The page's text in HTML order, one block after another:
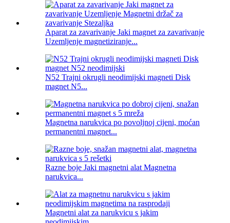
Aparat za zavarivanje Jaki magnet za zavarivanje
Uzemljenje magnetiziranje...
N52 Trajni okrugli neodimijski magneti Disk
magnet N5...
Magnetna narukvica po povoljnoj cijeni, moćan
permanentni magnet...
Razne boje Jaki magnetni alat Magnetna
narukvica...
Magnetni alat za narukvicu s jakim